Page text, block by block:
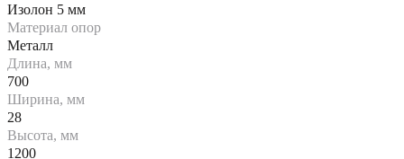
Изолон 5 мм
Материал опор
Металл
Длина, мм
700
Ширина, мм
28
Высота, мм
1200